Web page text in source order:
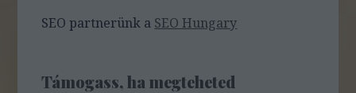
SEO partnerünk a SEO Hungary
Támogass, ha megteheted